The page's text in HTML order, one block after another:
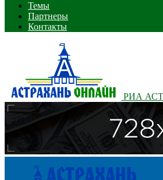
Темы
Партнеры
Контакты
РИА